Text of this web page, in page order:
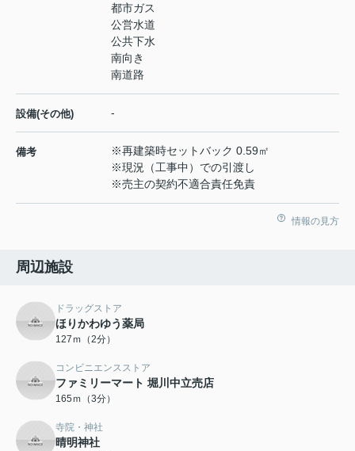
都市ガス
公営水道
公共下水
南向き
南道路
設備(その他) -
備考
※再建築時セットバック 0.59㎡
※現況（工事中）での引渡し
※売主の契約不適合責任免責
情報の見方
周辺施設
ドラッグストア
ほりかわゆう薬局
127ｍ（2分）
コンビニエンスストア
ファミリーマート 堀川中立売店
165ｍ（3分）
寺院・神社
晴明神社